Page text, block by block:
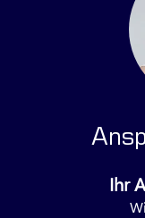
Ihr